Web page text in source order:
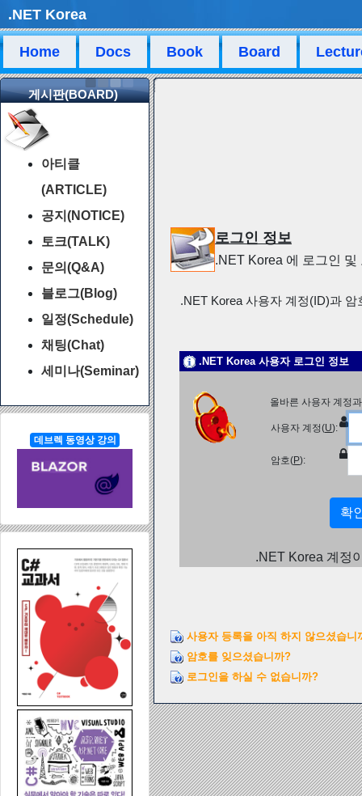
.NET Korea
Home Docs Book Board
게시판(BOARD)
아티클
(ARTICLE)
공지(NOTICE)
토크(TALK)
문의(Q&A)
블로그(Blog)
일정(Schedule)
채팅(Chat)
세미나(Seminar)
데브렉 동영상 강의
로그인 정보
.NET Korea 에 로그인
.NET Korea 사용자 계정(ID)과
.NET Korea 사용자 로그인 정보
올바른 사용자 계정
사용자 계정(U):
암호(P):
.NET Korea 계정
사용자 등록을 아직 하지 않으셨습니
암호를 잊으셨습니까?
로그인을 하실 수 없습니까?